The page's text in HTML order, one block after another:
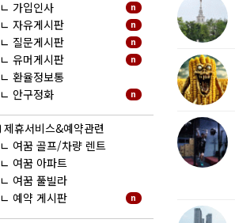
n
ㄴ 가입인사
n
ㄴ 자유게시판
n
ㄴ 질문게시판
n
ㄴ 유머게시판
ㄴ 환율정보통
n
ㄴ 안구정화
제휴서비스&예약관련
ㄴ 여꿈 골프/차량 렌트
ㄴ 여꿈 아파트
ㄴ 여꿈 풀빌라
n
ㄴ 예약 게시판